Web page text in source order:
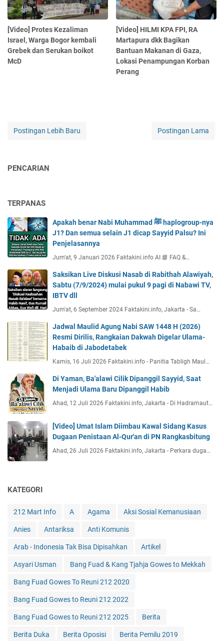
[Video] Protes Kezaliman
Israel, Warga Bogor kembali
Grebek dan Serukan boikot
McD
[Video] HILMI KPA FPI, RA
Martapura dkk Bagikan
Bantuan Makanan di Gaza,
Lokasi Penampungan Korban
Perang
Postingan Lebih Baru Postingan Lama
PENCARIAN
TERPANAS
Apakah benar Nabi Muhammad ﷺ haplogroup-nya
J1? Dan semua selain J1 dicap Sayyid Palsu? Ini
Penjelasannya
Jum'at, 9 Januari 2026 Faktakini.info AI 📘 FAQ &…
Saksikan Live Diskusi Nasab di Rabithah Alawiyah,
Sabtu (7/9/2024) mulai pukul 9 pagi di Nabawi TV,
IBTV dll
Jum'at, 6 September 2024 Faktakini.info, Jakarta - Sa…
Jadwal Maulid Agung Nabi SAW 1448 H (2026)
Resmi Dirilis, Rangkaian Dakwah Digelar Ulama-
Habaib di Jabodetabek
Kamis, 16 Juli 2026 Faktakini.info - Panitia Tabligh Maul…
Di Yaman, Ba'alawi Cilik Dipanggil Sayyid, Saat
Menjadi Ulama Baru Dipanggil Habib
Ahad, 12 Juli 2026 Faktakini.info, Jakarta - Di Hadramaut…
[Video] Umat Islam Diimbau Kawal Sidang Kasus
Dugaan Penistaan Al-Qur'an di PN Rangkasbitung
Ahad, 26 Juli 2026 Faktakini.info, Jakarta - Perkara duga…
KATEGORI
212 Mart Info A Agama Aksi Sosial Kemanusiaan
Anies Antariksa Anti Komunis
Arab - Indonesia Tak Bisa Dipisahkan Artikel
Asyari Usman Bang Fuad & Kang Tjahja Gowes to Mekkah
Bang Fuad Gowes To Reuni 212 2020
Bang Fuad Gowes to Reuni 212 2022
Bang Fuad Gowes to Reuni 212 2025 Berita
Berita Duka Berita Oposisi Berita Pemilu 2019